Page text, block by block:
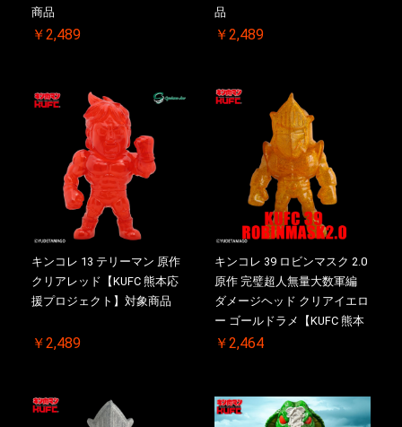
商品
￥2,489
品
￥2,489
キンコレ 13 テリーマン 原作
クリアレッド【KUFC 熊本応
援プロジェクト】対象商品
￥2,489
キンコレ 39 ロビンマスク 2.0
原作 完璧超人無量大数軍編
ダメージヘッド クリアイエロ
ー ゴールドラメ【KUFC 熊本
応援プロジェクト】対象商品
￥2,464